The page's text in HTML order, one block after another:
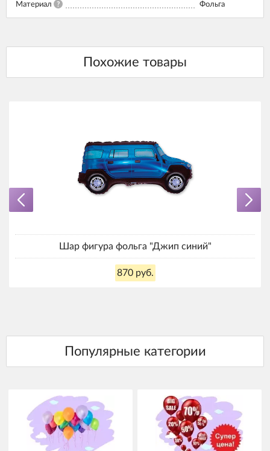
Материал ? Фольга
Шар фигура фольга "Джип синий"
870 руб.